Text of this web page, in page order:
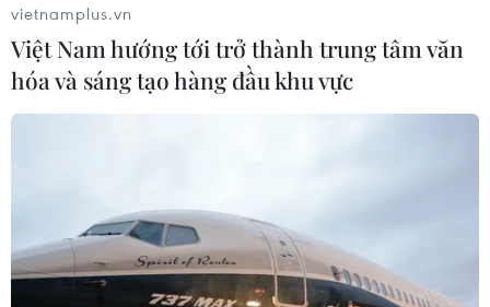
vietnamplus.vn
Việt Nam hướng tới trở thành trung tâm văn
hóa và sáng tạo hàng đầu khu vực